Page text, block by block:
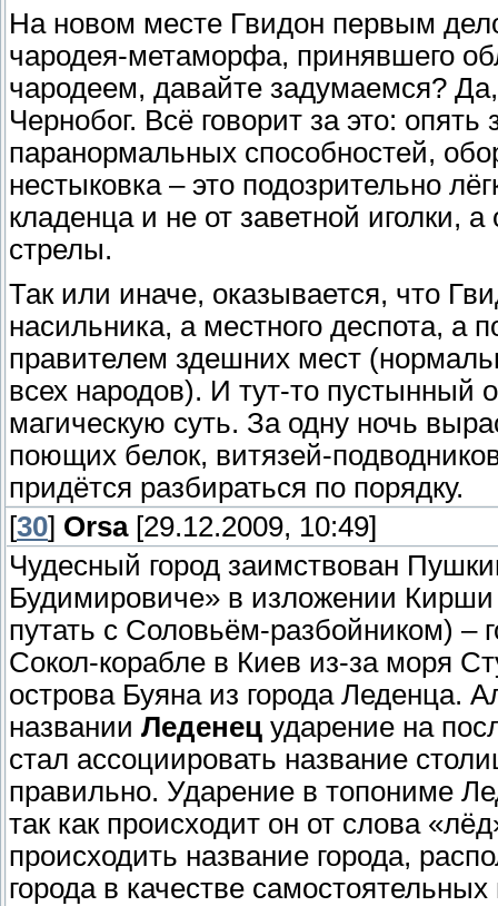
На новом месте Гвидон первым
чародея-метаморфа, принявшего
чародеем, давайте задумаемся?
Чернобог. Всё говорит за это:
паранормальных способностей,
нестыковка – это подозрительно
кладенца и не от заветной иголки,
стрелы.
Так или иначе, оказывается, что
насильника, а местного деспота, а
правителем здешних мест
всех народов). И тут-то пустынный
магическую суть. За одну ночь
поющих белок, витязей-
придётся разбираться по порядку.
[30] Orsa[29.12.2009, 10:49]
Чудесный город заимствован
Будимировиче» в изложении
путать с Соловьём-разбойником) –
Сокол-корабле в Киев из-за моря
острова Буяна из города Леденца.
названии Леденец ударение на
стал ассоциировать название
правильно. Ударение в топониме
так как происходит он от слова
происходить название города,
города в качестве